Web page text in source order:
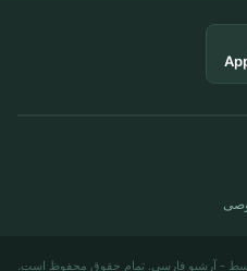
- آرشیو فارسی. تمام حقوق محفوظ است.